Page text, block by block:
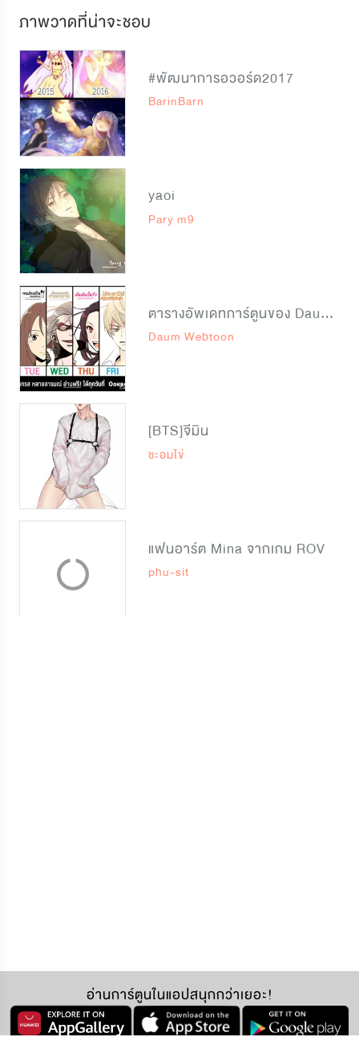
ภาพวาดที่น่าจะชอบ
#พัฒนาการอวอร์ด2017
BarinBarn
yaoi
Pary m9
ตารางอัพเดทการ์ตูนของ Daum Webtoon จ้า
Daum Webtoon
[BTS]จีมิน
ชะอมไข่
แฟนอาร์ต Mina จากเกม ROV
phu-sit
อ่านการ์ตูนในแอปสนุกกว่าเยอะ!